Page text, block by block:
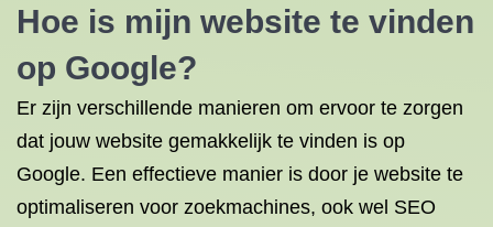
Hoe is mijn website te vinden
op Google?
Er zijn verschillende manieren om ervoor te zorgen
dat jouw website gemakkelijk te vinden is op
Google. Een effectieve manier is door je website te
optimaliseren voor zoekmachines, ook wel SEO